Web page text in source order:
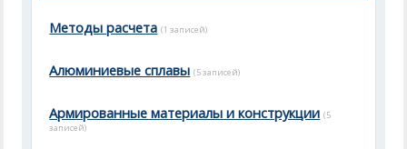
Методы расчета (1 записей)
Алюминиевые сплавы (5 записей)
Армированные материалы и конструкции (5
записей)